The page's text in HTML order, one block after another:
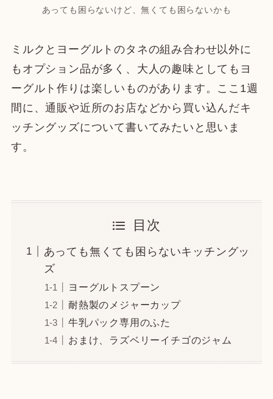
あっても困らないけど、無くても困らないかも
ミルクとヨーグルトのタネの組み合わせ以外に
もオプション品が多く、大人の趣味としてもヨ
ーグルト作りは楽しいものがあります。ここ1週
間に、通販や近所のお店などから買い込んだキ
ッチングッズについて書いてみたいと思いま
す。
目次
あっても無くても困らないキッチングッ
ズ
ヨーグルトスプーン
耐熱製のメジャーカップ
牛乳パック専用のふた
おまけ、ラズベリーイチゴのジャム